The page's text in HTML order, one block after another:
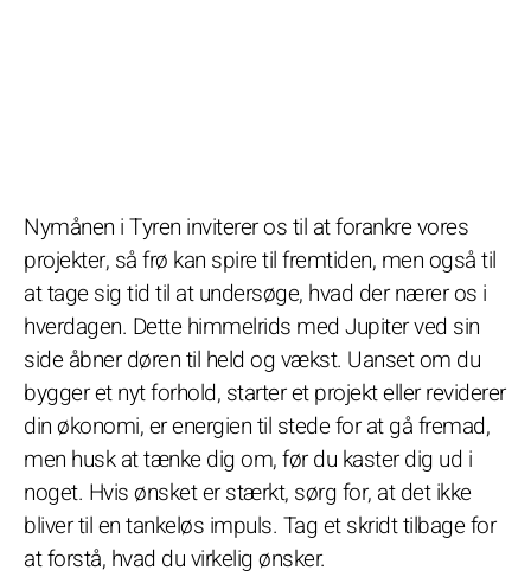
Nymånen i Tyren inviterer os til at forankre vores
projekter, så frø kan spire til fremtiden, men også til
at tage sig tid til at undersøge, hvad der nærer os i
hverdagen. Dette himmelrids med Jupiter ved sin
side åbner døren til held og vækst. Uanset om du
bygger et nyt forhold, starter et projekt eller reviderer
din økonomi, er energien til stede for at gå fremad,
men husk at tænke dig om, før du kaster dig ud i
noget. Hvis ønsket er stærkt, sørg for, at det ikke
bliver til en tankeløs impuls. Tag et skridt tilbage for
at forstå, hvad du virkelig ønsker.